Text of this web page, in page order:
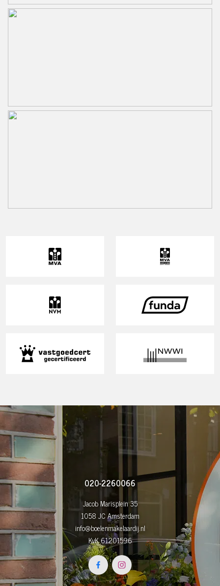
020-2260066
Jacob Marisplein 35
1058 JC Amsterdam
info@boelenmakelaardij.nl
KvK 61201596